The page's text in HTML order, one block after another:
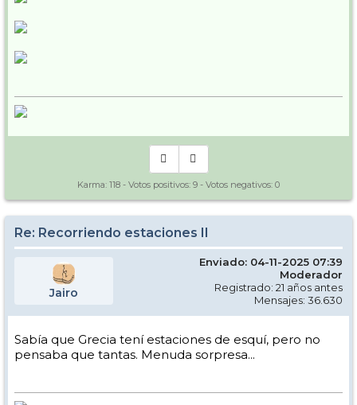
Karma: 118 - Votos positivos: 9 - Votos negativos: 0
Re: Recorriendo estaciones II
Jairo
Enviado: 04-11-2025 07:39
Moderador
Registrado: 21 años antes
Mensajes: 36.630
Sabía que Grecia tení estaciones de esquí, pero no
pensaba que tantas. Menuda sorpresa...